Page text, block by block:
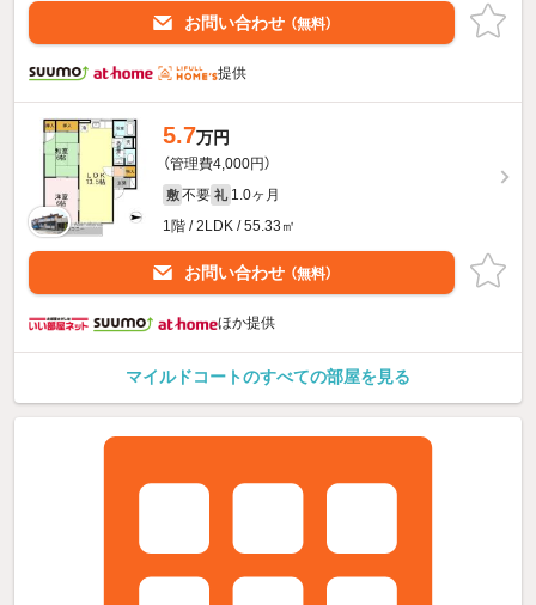
お問い合わせ （無料）
提供
5.7万円
（管理費4,000円）
敷 不要 礼 1.0ヶ月
1階 / 2LDK / 55.33㎡
お問い合わせ （無料）
ほか提供
マイルドコートのすべての部屋を見る